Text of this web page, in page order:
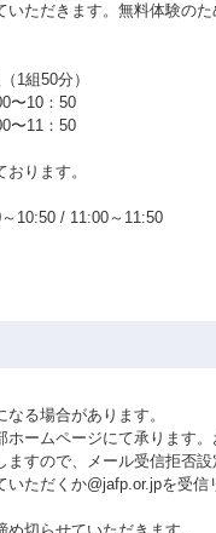
いただきます。無料体験の
組50分）
〜10：50
：50
ります。
10:50 / 11:00～11:50
なる場合があります。
ホームページにて承ります
ますので、メール受信拒否
いただくか@jafp.or.jpを受信